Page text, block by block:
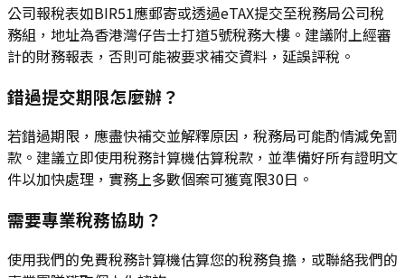
公司報稅表如BIR51應郵寄或透過eTAX提交至稅務局公司稅
務組，地址為香港灣仔告士打道5號稅務大樓。建議附上經審
計的財務報表，否則可能被要求補交資料，延誤評稅。
錯過提交期限怎麼辦？
若錯過期限，應盡快補交並解釋原因，稅務局可能酌情減免罰
款。建議立即使用稅務計算機估算稅款，並準備好所有證明文
件以加快處理，實務上多數個案可獲寬限30日。
需要專業稅務協助？
使用我們的免費稅務計算機估算您的稅務負擔，或聯絡我們的